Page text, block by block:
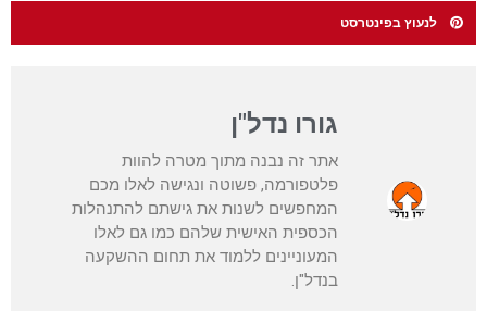
לנעוץ בפינטרסט
גורו נדל"ן
אתר זה נבנה מתוך מטרה להוות
פלטפורמה, פשוטה ונגישה לאלו מכם
המחפשים לשנות את גישתם להתנהלות
הכספית האישית שלהם כמו גם לאלו
המעוניינים ללמוד את תחום ההשקעה
בנדל"ן.